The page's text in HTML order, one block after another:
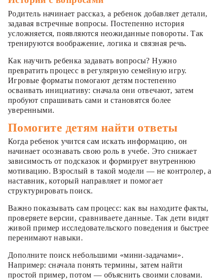
Родитель начинает рассказ, а ребенок добавляет детали,
задавая встречные вопросы. Постепенно история
усложняется, появляются неожиданные повороты. Так
тренируются воображение, логика и связная речь.
Как научить ребенка задавать вопросы? Нужно
превратить процесс в регулярную семейную игру.
Игровые форматы помогают детям постепенно
осваивать инициативу: сначала они отвечают, затем
пробуют спрашивать сами и становятся более
уверенными.
Помогите детям найти ответы
Когда ребенок учится сам искать информацию, он
начинает осознавать свою роль в учебе. Это снижает
зависимость от подсказок и формирует внутреннюю
мотивацию. Взрослый в такой модели — не контролер, а
наставник, который направляет и помогает
структурировать поиск.
Важно показывать сам процесс: как вы находите факты,
проверяете версии, сравниваете данные. Так дети видят
живой пример исследовательского поведения и быстрее
перенимают навыки.
Дополните поиск небольшими «мини-задачами».
Например: сначала понять термины, затем найти
простой пример, потом — объяснить своими словами.